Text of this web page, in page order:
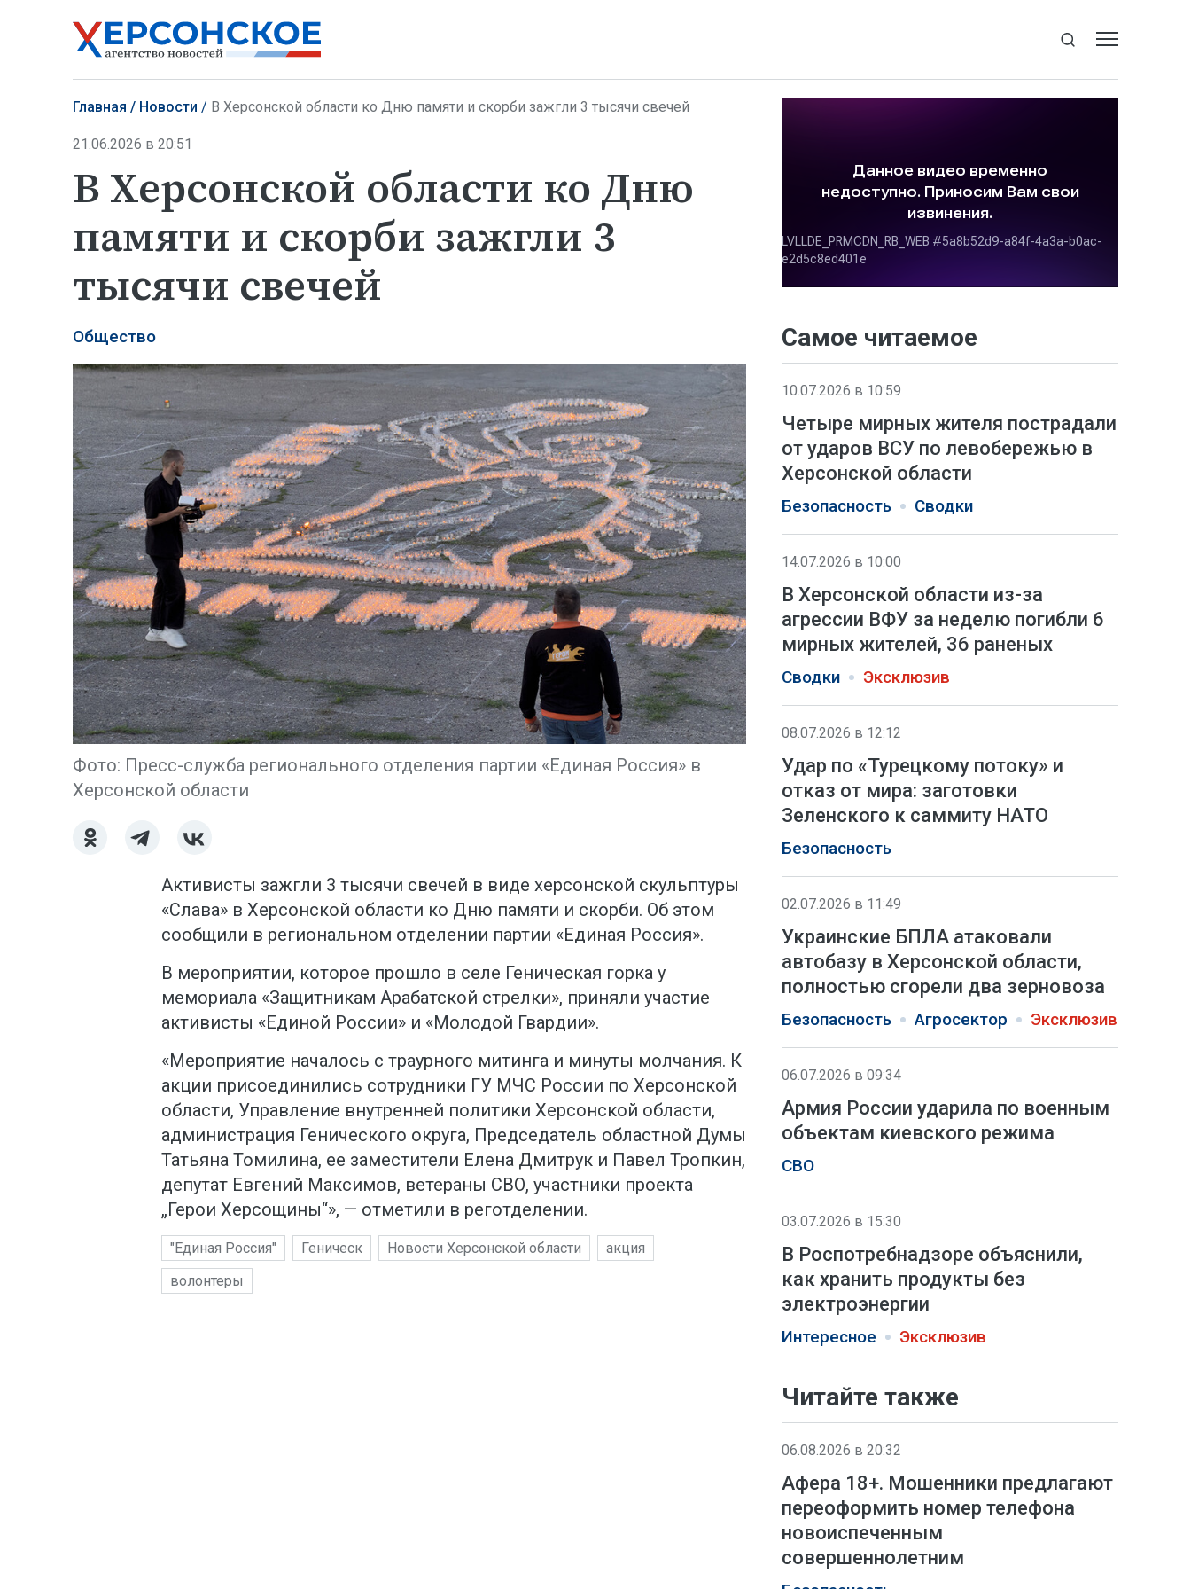
Главная Новости В Херсонской области ко Дню памяти и скорби зажгли 3 тысячи свечей
21.06.2026 в 20:51
В Херсонской области ко Дню
памяти и скорби зажгли 3
тысячи свечей
Общество
Фото: Пресс-служба регионального отделения партии «Единая Россия» в
Херсонской области
Активисты зажгли 3 тысячи свечей в виде херсонской скульптуры
«Слава» в Херсонской области ко Дню памяти и скорби. Об этом
сообщили в региональном отделении партии «Единая Россия».
В мероприятии, которое прошло в селе Геническая горка у
мемориала «Защитникам Арабатской стрелки», приняли участие
активисты «Единой России» и «Молодой Гвардии».
«Мероприятие началось с траурного митинга и минуты молчания. К
акции присоединились сотрудники ГУ МЧС России по Херсонской
области, Управление внутренней политики Херсонской области,
администрация Генического округа, Председатель областной Думы
Татьяна Томилина, ее заместители Елена Дмитрук и Павел Тропкин,
депутат Евгений Максимов, ветераны СВО, участники проекта
„Герои Херсощины“», — отметили в реготделении.
"Единая Россия" Геническ Новости Херсонской области
акция
волонтеры
Самое читаемое
10.07.2026 в 10:59
Четыре мирных жителя пострадали
от ударов ВСУ по левобережью в
Херсонской области
Безопасность Сводки
14.07.2026 в 10:00
В Херсонской области из-за
агрессии ВФУ за неделю погибли 6
мирных жителей, 36 раненых
Сводки Эксклюзив
08.07.2026 в 12:12
Удар по «Турецкому потоку» и
отказ от мира: заготовки
Зеленского к саммиту НАТО
Безопасность
02.07.2026 в 11:49
Украинские БПЛА атаковали
автобазу в Херсонской области,
полностью сгорели два зерновоза
Безопасность Агросектор Эксклюзив
06.07.2026 в 09:34
Армия России ударила по военным
объектам киевского режима
СВО
03.07.2026 в 15:30
В Роспотребнадзоре объяснили,
как хранить продукты без
электроэнергии
Интересное Эксклюзив
Читайте также
06.08.2026 в 20:32
Афера 18+. Мошенники предлагают
переоформить номер телефона
новоиспеченным
совершеннолетним